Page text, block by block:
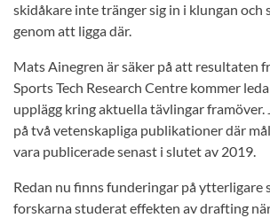
skidåkare inte tränger sig in i klungan och
genom att ligga där.
Mats Ainegren är säker på att resultaten
Sports Tech Research Centre kommer
upplägg kring aktuella tävlingar framöver.
på två vetenskapliga publikationer där
vara publicerade senast i slutet av 2019.
Redan nu finns funderingar på ytterligare
forskarna studerat effekten av drafting